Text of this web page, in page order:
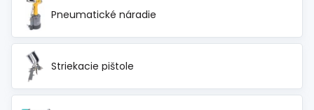
Pneumatické náradie
Striekacie pištole